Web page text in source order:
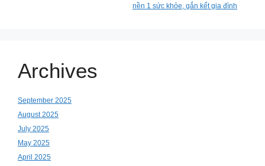
nền 1 sức khỏe, gắn kết gia đình
Archives
September 2025
August 2025
July 2025
May 2025
April 2025